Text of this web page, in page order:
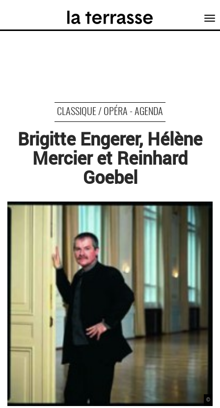
CLASSIQUE / OPÉRA - AGENDA
Brigitte Engerer, Hélène
Mercier et Reinhard
Goebel
©